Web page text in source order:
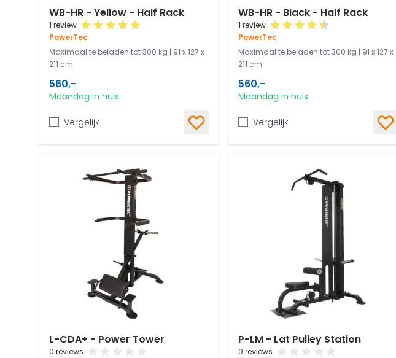
1 review
WB-HR - Yellow - Half Rack
PowerTec
Maximaal te beladen tot 300 kg | 91 x 127 x
211 cm
560,-
Maandag in huis
Vergelijk
1 review
WB-HR - Black - Half Rack
PowerTec
Maximaal te beladen tot 300 kg | 91 x 127 x
211 cm
560,-
Maandag in huis
Vergelijk
0 reviews
L-CDA+ - Power Tower
0 reviews
P-LM - Lat Pulley Station